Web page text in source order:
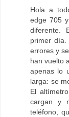
Hola a
edge 705
diferente.
primer día.
errores y
han vuelto
apenas lo
larga: se
El
cargan y
teléfono,